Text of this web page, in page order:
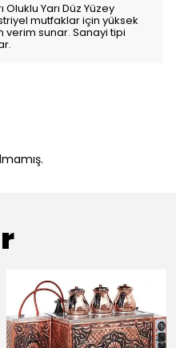
Yarı Düz Yüzey
mutfaklar için yüksek
sunar. Sanayi tipi